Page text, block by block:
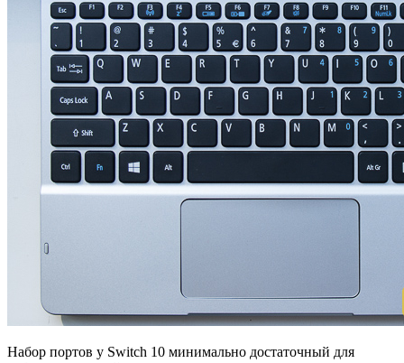
Набор портов у Switch 10 минимально достаточный для